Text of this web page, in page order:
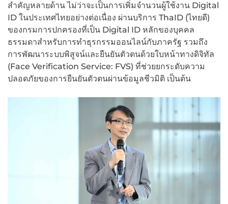
สำคัญหลายด้าน ไม่ว่าจะเป็นการเพิ่มจำนวนผู้ใช้งาน Digital
ID ในประเทศไทยอย่างต่อเนื่อง ผ่านบริการ ThaID (ไทยดี)
ของกรมการปกครองที่เป็น Digital ID หลักของบุคคล
ธรรมดาสำหรับการทำธุรกรรมออนไลน์กับภาครัฐ รวมถึง
การพัฒนาระบบพิสูจน์และยืนยันตัวตนด้วยใบหน้าทางดิจิทัล
(Face Verification Service: FVS) ที่ช่วยยกระดับความ
ปลอดภัยของการยืนยันตัวตนผ่านข้อมูลชีวมิติ เป็นต้น